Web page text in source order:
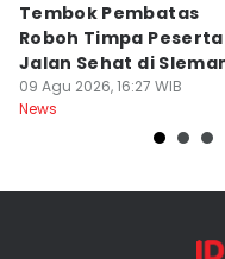
Tembok Pembatas
Roboh Timpa Peserta
Jalan Sehat di
10 Orang Luka
09 Agu 2026, 16:27 WIB
News